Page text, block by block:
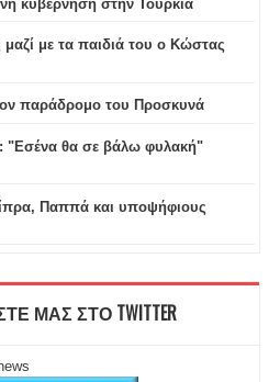
κυβέρνηση στην Τουρκία
με τα παιδιά του ο Κώστας
παράδρομο του Προσκυνά
"Εσένα θα σε βάλω φυλακή"
Παππά και υποψήφιους
ΜΑΣ ΣΤΟ TWITTER